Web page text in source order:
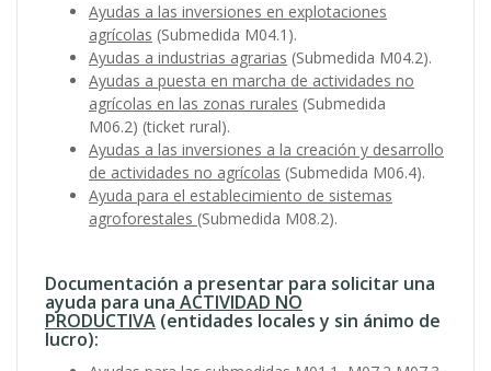
Ayudas a las inversiones en explotaciones
agrícolas (Submedida M04.1).
Ayudas a industrias agrarias (Submedida M04.2).
Ayudas a puesta en marcha de actividades no
agrícolas en las zonas rurales (Submedida
M06.2) (ticket rural).
Ayudas a las inversiones a la creación y desarrollo
de actividades no agrícolas (Submedida M06.4).
Ayuda para el establecimiento de sistemas
agroforestales (Submedida M08.2).
Documentación a presentar para solicitar una
ayuda para una ACTIVIDAD NO
PRODUCTIVA (entidades locales y sin ánimo de
lucro):